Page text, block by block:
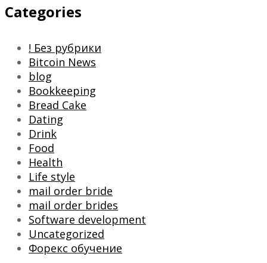
Categories
! Без рубрики
Bitcoin News
blog
Bookkeeping
Bread Cake
Dating
Drink
Food
Health
Life style
mail order bride
mail order brides
Software development
Uncategorized
Форекс обучение